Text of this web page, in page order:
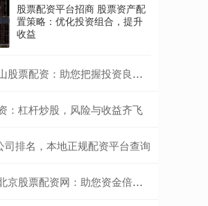
股票配资平台招商 股票资产配
置策略：优化投资组合，提升
收益
资：助您把握投资良机，实现财富增值
：杠杆炒股，风险与收益齐飞
司排名，本地正规配资平台查询
票配资网：助您资金倍增，稳健投资